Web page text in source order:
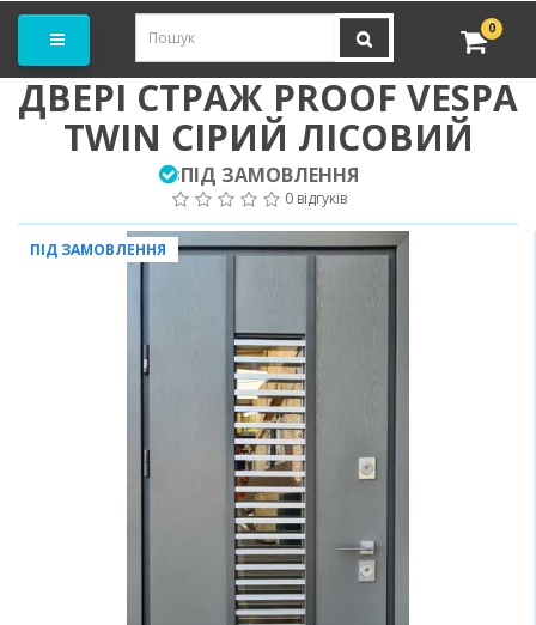
0
ДВЕРІ СТРАЖ PROOF VESPA
TWIN СІРИЙ ЛІСОВИЙ
:ПІД ЗАМОВЛЕННЯ
0 відгуків
ПІД ЗАМОВЛЕННЯ